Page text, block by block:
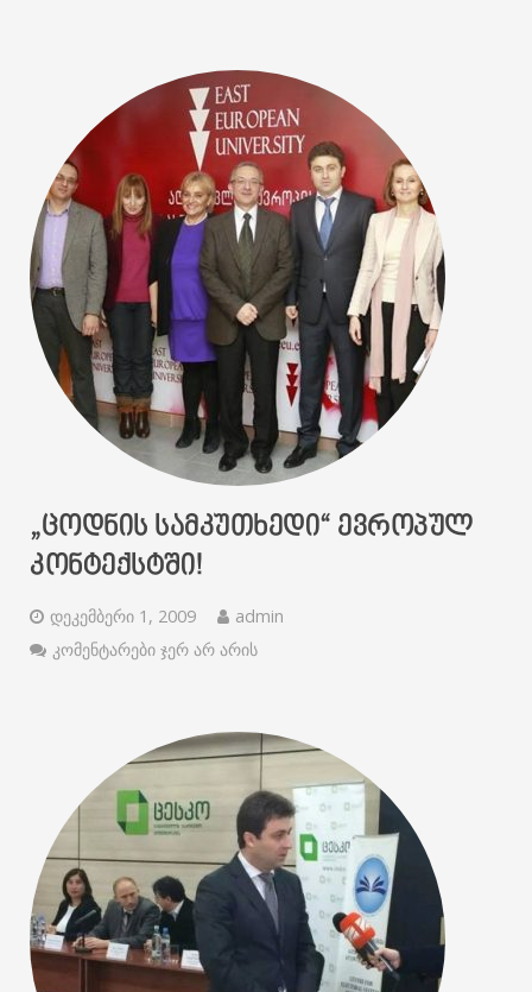
„ᲪᲝᲓᲜᲘᲡ ᲡᲐᲛᲙᲣᲗᲮᲔᲓᲘ“ ᲔᲕᲠᲝᲞᲣᲚ
ᲙᲝᲜᲢᲔᲥᲡᲢᲨᲘ!
დეკემბერი 1, 2009
admin
კომენტარები ჯერ არ არის